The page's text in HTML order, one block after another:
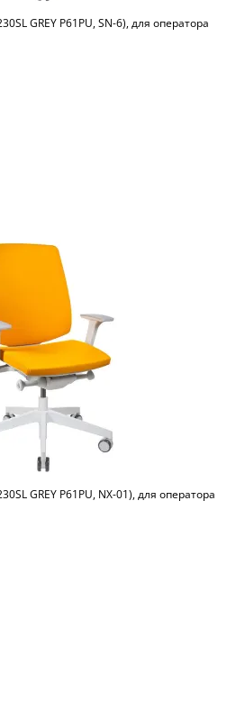
GREY P61PU, SN-6), для оператора
GREY P61PU, NX-01), для оператора